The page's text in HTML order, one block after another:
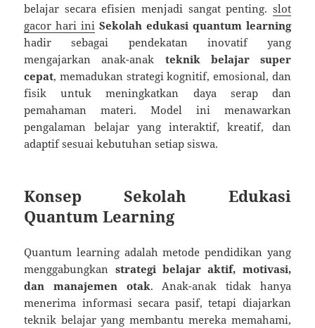
belajar secara efisien menjadi sangat penting. slot
gacor hari ini Sekolah edukasi quantum learning
hadir sebagai pendekatan inovatif yang
mengajarkan anak-anak teknik belajar super
cepat, memadukan strategi kognitif, emosional, dan
fisik untuk meningkatkan daya serap dan
pemahaman materi. Model ini menawarkan
pengalaman belajar yang interaktif, kreatif, dan
adaptif sesuai kebutuhan setiap siswa.
Konsep Sekolah Edukasi
Quantum Learning
Quantum learning adalah metode pendidikan yang
menggabungkan strategi belajar aktif, motivasi,
dan manajemen otak. Anak-anak tidak hanya
menerima informasi secara pasif, tetapi diajarkan
teknik belajar yang membantu mereka memahami,